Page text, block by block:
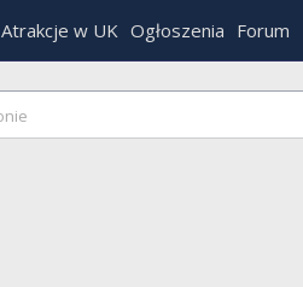
Atrakcje w UK Ogłoszenia Forum